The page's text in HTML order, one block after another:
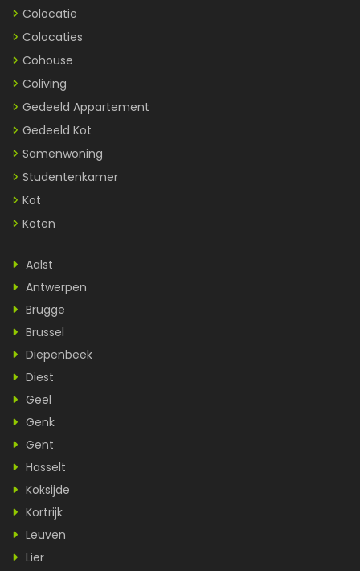
Colocatie
Colocaties
Cohouse
Coliving
Gedeeld Appartement
Gedeeld Kot
Samenwoning
Studentenkamer
Kot
Koten
Aalst
Antwerpen
Brugge
Brussel
Diepenbeek
Diest
Geel
Genk
Gent
Hasselt
Koksijde
Kortrijk
Leuven
Lier